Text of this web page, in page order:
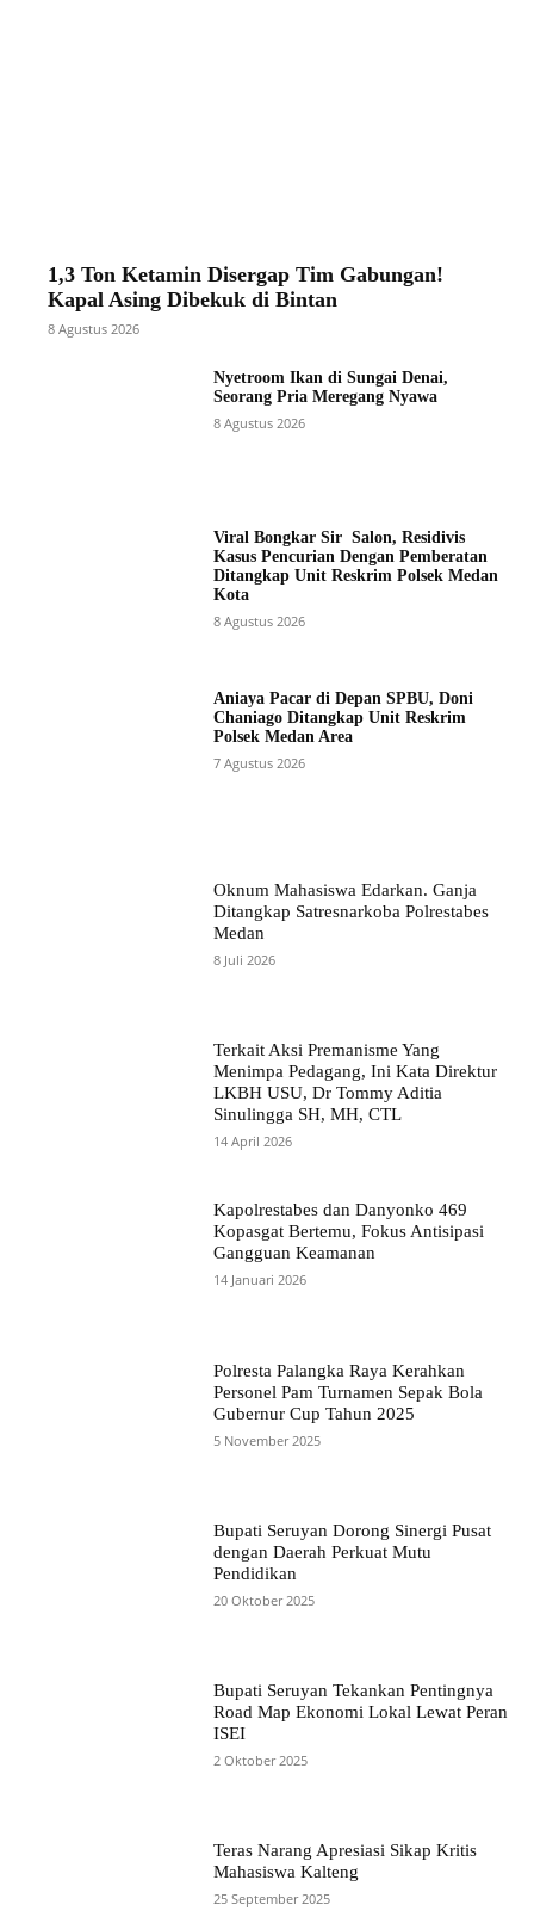
1,3 Ton Ketamin Disergap Tim Gabungan!
Kapal Asing Dibekuk di Bintan
8 Agustus 2026
Nyetroom Ikan di Sungai Denai,
Seorang Pria Meregang Nyawa
8 Agustus 2026
Viral Bongkar Sir Salon, Residivis
Kasus Pencurian Dengan Pemberatan
Ditangkap Unit Reskrim Polsek Medan
Kota
8 Agustus 2026
Aniaya Pacar di Depan SPBU, Doni
Chaniago Ditangkap Unit Reskrim
Polsek Medan Area
7 Agustus 2026
Oknum Mahasiswa Edarkan. Ganja
Ditangkap Satresnarkoba Polrestabes
Medan
8 Juli 2026
Terkait Aksi Premanisme Yang
Menimpa Pedagang, Ini Kata Direktur
LKBH USU, Dr Tommy Aditia
Sinulingga SH, MH, CTL
14 April 2026
Kapolrestabes dan Danyonko 469
Kopasgat Bertemu, Fokus Antisipasi
Gangguan Keamanan
14 Januari 2026
Polresta Palangka Raya Kerahkan
Personel Pam Turnamen Sepak Bola
Gubernur Cup Tahun 2025
5 November 2025
Bupati Seruyan Dorong Sinergi Pusat
dengan Daerah Perkuat Mutu
Pendidikan
20 Oktober 2025
Bupati Seruyan Tekankan Pentingnya
Road Map Ekonomi Lokal Lewat Peran
ISEI
2 Oktober 2025
Teras Narang Apresiasi Sikap Kritis
Mahasiswa Kalteng
25 September 2025